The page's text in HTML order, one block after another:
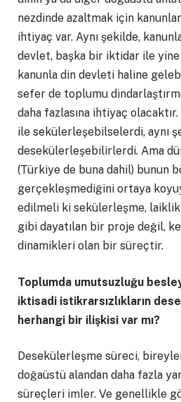
nezdinde azaltmak için
ihtiyaç var. Aynı şekilde,
devlet, başka bir iktidar ile
kanunla din devleti haline
sefer de toplumu
daha fazlasına ihtiyaç
ile sekülerleşebilselerdi, aynı
desekülerleşebilirlerdi. Ama
(Türkiye de buna dahil) bunun
gerçekleşmediğini ortaya
edilmeli ki sekülerleşme, laiklik
gibi dayatılan bir proje değil,
dinamikleri olan bir süreçtir.
Toplumda umutsuzluğu
iktisadi istikrarsızlıkların
herhangi bir ilişkisi var mı?
Desekülerleşme süreci,
doğaüstü alandan daha fazla
süreçleri imler. Ve genellikle